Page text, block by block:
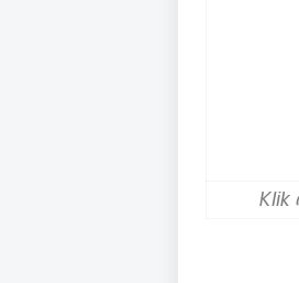
Klik